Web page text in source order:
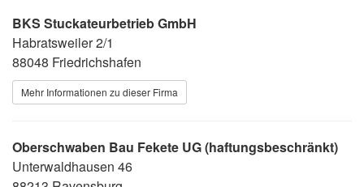
BKS Stuckateurbetrieb GmbH
Habratsweiler 2/1
88048 Friedrichshafen
Mehr Informationen zu dieser Firma
Oberschwaben Bau Fekete UG (haftungsbeschränkt)
Unterwaldhausen 46